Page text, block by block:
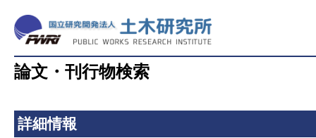
論文・刊行物検索
詳細情報